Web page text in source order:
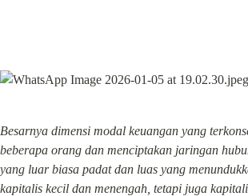
Besarnya dimensi modal keuangan yang
beberapa orang dan menciptakan jaringan
yang luar biasa padat dan luas yang
kapitalis kecil dan menengah, tetapi juga